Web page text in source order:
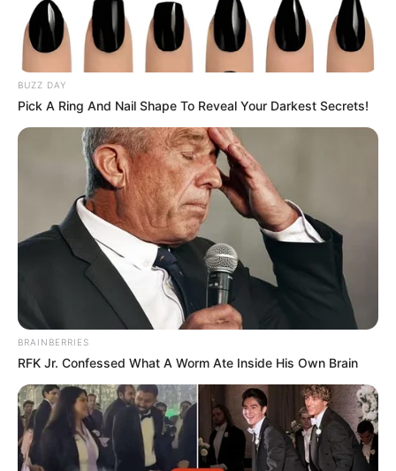
und ein paar Minuten warten – erstaunlich
Bananenbaum aus Banane züchten
Search
Thunfischsalat mit Ei & Joghurt – leicht, cremig
und voller Protein!
Verführerisch lecker: Quark-Vanille-
Pfannkuchen ohne Mehl in nur 5 Minuten!
BUZZ DAY
Pick A Ring And Nail Shape To Reveal Your Darkest Secrets!
BRAINBERRIES
RFK Jr. Confessed What A Worm Ate Inside His Own Brain